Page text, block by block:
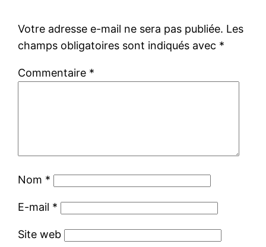
Votre adresse e-mail ne sera pas publiée. Les
champs obligatoires sont indiqués avec *
Commentaire *
Nom *
E-mail *
Site web